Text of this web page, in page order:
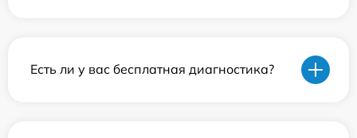
Есть ли у вас бесплатная диагностика?